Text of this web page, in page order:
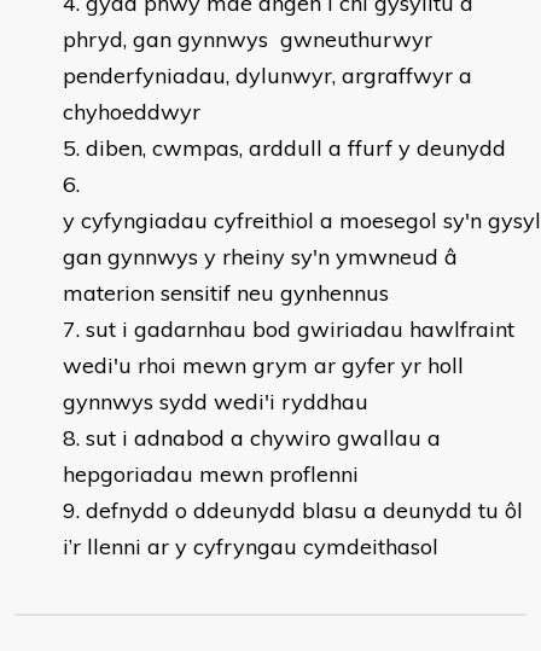
phryd, gan gynnwys gwneuthurwyr
penderfyniadau, dylunwyr, argraffwyr a
chyhoeddwyr
diben, cwmpas, arddull a ffurf y deunydd
y cyfyngiadau cyfreithiol a moesegol sy'n
gan gynnwys y rheiny sy'n ymwneud â
materion sensitif neu gynhennus
sut i gadarnhau bod gwiriadau hawlfraint
wedi'u rhoi mewn grym ar gyfer yr holl
gynnwys sydd wedi'i ryddhau
sut i adnabod a chywiro gwallau a
hepgoriadau mewn proflenni
defnydd o ddeunydd blasu a deunydd tu ôl
i’r llenni ar y cyfryngau cymdeithasol